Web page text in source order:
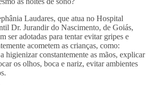
Laudares, que atua no Hospital
Dr. Jurandir do Nascimento, de Goiás,
ser adotadas para tentar evitar gripes e
acometem as crianças, como:
higienizar constantemente as mãos, explicar
os olhos, boca e nariz, evitar ambientes